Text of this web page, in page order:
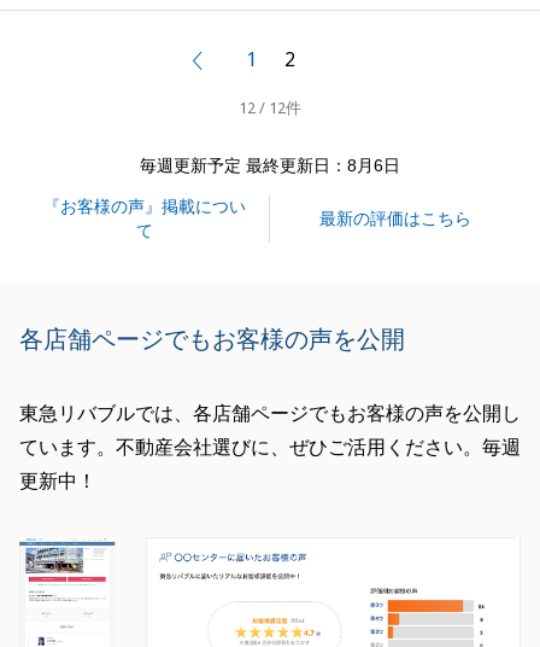
見いただきありがとうございます。
また、お花の件につきましては、大変失礼致しまし
今後、お受け取りの前に一度ご連絡をさしあげるよう
改善させていただきます。
Ａ様のお言葉を励みに、日々精進してまいりますの
前へ1 2
12 / 12件
毎週更新予定 最終更新日：8月6日
『お客様の声』掲載につい
て
最新の評価はこちら
各店舗ページでもお客様の声を公開
東急リバブルでは、各店舗ページでもお客様の声を公開し
ています。不動産会社選びに、ぜひご活用ください。毎週
更新中！